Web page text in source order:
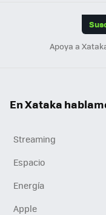
Apoya a
En Xataka
Streaming
Espacio
Energía
Apple